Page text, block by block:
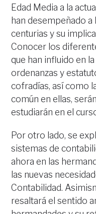
Edad Media a la
han desempeñado
centurias y su
Conocer los
que han influido en
ordenanzas y
cofradías, así como
común en ellas,
estudiarán en el
Por otro lado, se
sistemas de
ahora en las
las nuevas
Contabilidad.
resaltará el sentido